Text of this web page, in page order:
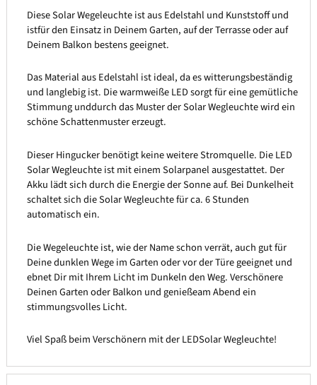
Diese Solar Wegeleuchte ist aus Edelstahl und Kunststoff und
istfür den Einsatz in Deinem Garten, auf der Terrasse oder auf
Deinem Balkon bestens geeignet.
Das Material aus Edelstahl ist ideal, da es witterungsbeständig
und langlebig ist. Die warmweiße LED sorgt für eine gemütliche
Stimmung unddurch das Muster der Solar Wegleuchte wird ein
schöne Schattenmuster erzeugt.
Dieser Hingucker benötigt keine weitere Stromquelle. Die LED
Solar Wegleuchte ist mit einem Solarpanel ausgestattet. Der
Akku lädt sich durch die Energie der Sonne auf. Bei Dunkelheit
schaltet sich die Solar Wegleuchte für ca. 6 Stunden
automatisch ein.
Die Wegeleuchte ist, wie der Name schon verrät, auch gut für
Deine dunklen Wege im Garten oder vor der Türe geeignet und
ebnet Dir mit Ihrem Licht im Dunkeln den Weg. Verschönere
Deinen Garten oder Balkon und genießeam Abend ein
stimmungsvolles Licht.
Viel Spaß beim Verschönern mit der LEDSolar Wegleuchte!